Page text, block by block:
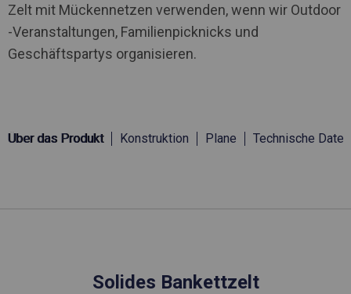
Zelt mit Mückennetzen verwenden, wenn wir Outdoor
-Veranstaltungen, Familienpicknicks und
Geschäftspartys organisieren.
Über das Produkt Konstruktion Plane Technische Daten
Solides Bankettzelt